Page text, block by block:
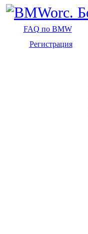
FAQ по BMW
Регистрация